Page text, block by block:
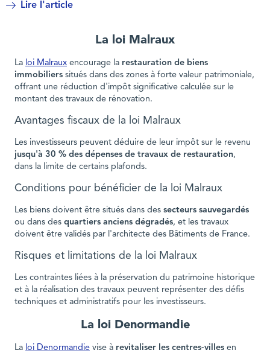
Lire l'article
La loi Malraux
La loi Malraux encourage la restauration de biens
immobiliers situés dans des zones à forte valeur patrimoniale,
offrant une réduction d'impôt significative calculée sur le
montant des travaux de rénovation.
Avantages fiscaux de la loi Malraux
Les investisseurs peuvent déduire de leur impôt sur le revenu
jusqu'à 30 % des dépenses de travaux de restauration,
dans la limite de certains plafonds.
Conditions pour bénéficier de la loi Malraux
Les biens doivent être situés dans des secteurs sauvegardés
ou dans des quartiers anciens dégradés, et les travaux
doivent être validés par l'architecte des Bâtiments de France.
Risques et limitations de la loi Malraux
Les contraintes liées à la préservation du patrimoine historique
et à la réalisation des travaux peuvent représenter des défis
techniques et administratifs pour les investisseurs.
La loi Denormandie
La loi Denormandie vise à revitaliser les centres-villes en